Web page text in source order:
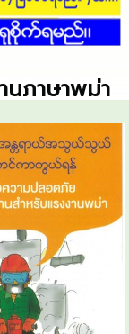
นภาษาพม่า